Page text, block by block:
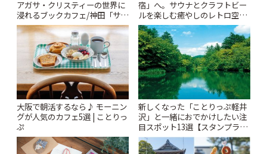
アガサ・クリスティーの世界に
浸れるブックカフェ/神田「サロ
ンクリスティ」 | ことりっぷ
宿」へ。サウナとクラフトビー
ルを楽しむ癒やしのレトロ空間
| ことりっぷ
大阪で朝活するなら♪ モーニン
グが人気のカフェ5選 | ことりっ
ぷ
新しくなった「ことりっぷ軽井
沢」と一緒におでかけしたい注
目スポット13選【スタンプラリ
ー開催中】 | ことりっぷ